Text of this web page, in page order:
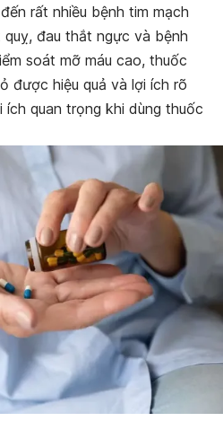
rất nhiều bệnh tim mạch
đau thắt ngực và bệnh
soát mỡ máu cao, thuốc
được hiệu quả và lợi ích rõ
quan trọng khi dùng thuốc